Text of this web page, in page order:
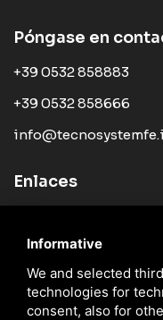
Póngase en
+39 0532 858883
+39 0532 858666
Enlaces
Productos
Novedades
Red de distribución
Informative
We and selected
technologies for
consent, also for